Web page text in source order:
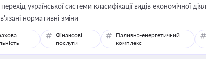
української системи класифікації видів економічної
нормативні зміни
Фінансові
послуги
Паливно-енергетичний
комплекс